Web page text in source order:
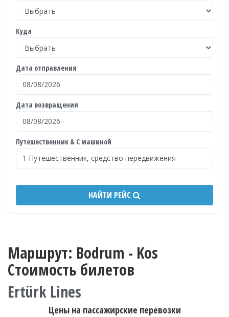
Куда
Дата отправления
Дата возвращения
Путешественник & С машиной
НАЙТИ РЕЙС
Маршрут: Bodrum - Kos
Стоимость билетов
Ertürk Lines
Цены на пассажирские перевозки